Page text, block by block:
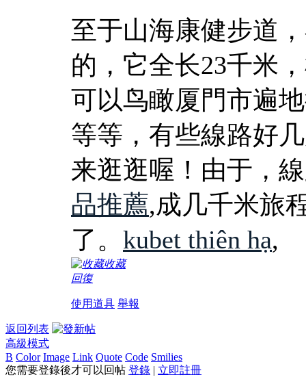
至于山海康健步道
的，它全长23千米
可以鸟瞰厦門市遍
等等，有些線路好
来逛逛喔！由于，
品推薦,成几千米旅
了。 kubet thiên hạ,
收藏
回復
使用道具 舉報
返回列表
高級模式
B Color Image Link Quote Code Smilies
您需要登錄後才可以回帖 登錄 | 立即註冊